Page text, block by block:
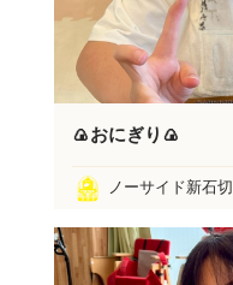
🍙おにぎり🍙
ノーサイド新石切